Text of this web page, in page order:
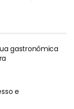
gastronômica
e